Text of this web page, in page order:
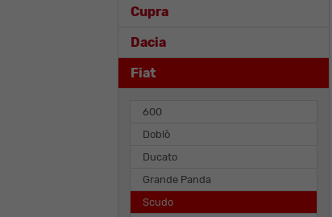
Cupra
Dacia
Fiat
600
Doblò
Ducato
Grande Panda
Scudo